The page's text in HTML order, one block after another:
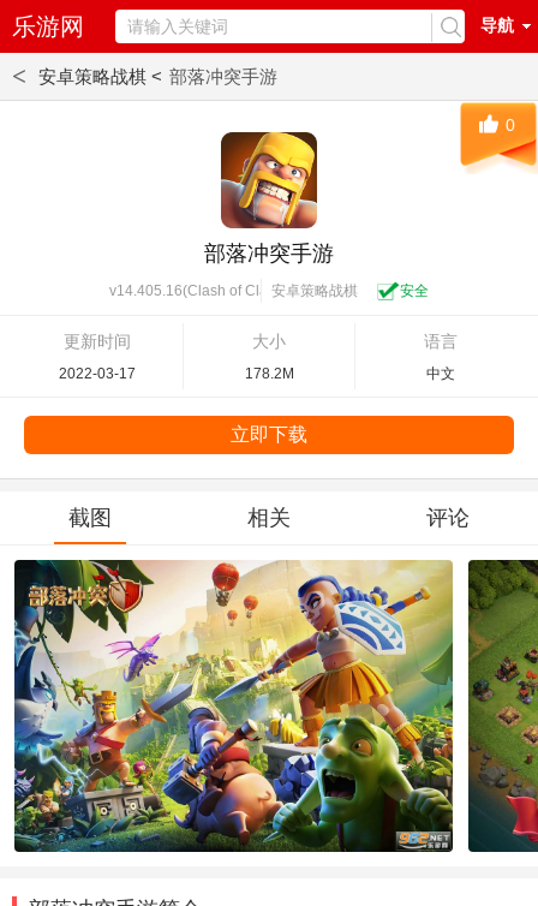
乐游网 导航
< 安卓策略战棋 < 部落冲突手游
部落冲突手游
v14.405.16(Clash of Clans)安卓策略战棋 安全
更新时间
2022-03-17
大小
178.2M
语言
中文
0
立即下载
截图 相关 评论